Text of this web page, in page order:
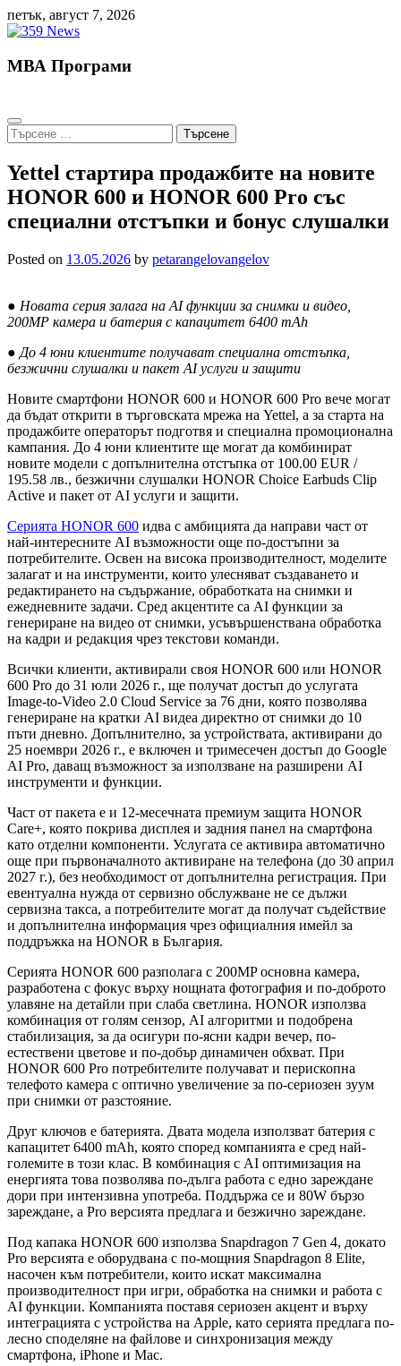
Skip
to
петък, август 7, 2026
МВА Програми
Търсене
за:
Yettel стартира продажбите на новите
HONOR 600 и HONOR 600 Pro със
специални отстъпки и бонус слушалки
Posted on 13.05.2026 by petarangelovangelov
● Новата серия залага на AI функции за снимки и видео,
200MP камера и батерия с капацитет 6400 mAh
● До 4 юни клиентите получават специална отстъпка,
безжични слушалки и пакет AI услуги и защити
Новите смартфони HONOR 600 и HONOR 600 Pro вече могат
да бъдат открити в търговската мрежа на Yettel, а за старта на
продажбите операторът подготвя и специална промоционална
кампания. До 4 юни клиентите ще могат да комбинират
новите модели с допълнителна отстъпка от 100.00 EUR /
195.58 лв., безжични слушалки HONOR Choice Earbuds Clip
Active и пакет от AI услуги и защити.
Серията HONOR 600 идва с амбицията да направи част от
най-интересните AI възможности още по-достъпни за
потребителите. Освен на висока производителност, моделите
залагат и на инструменти, които улесняват създаването и
редактирането на съдържание, обработката на снимки и
ежедневните задачи. Сред акцентите са AI функции за
генериране на видео от снимки, усъвършенствана обработка
на кадри и редакция чрез текстови команди.
Всички клиенти, активирали своя HONOR 600 или HONOR
600 Pro до 31 юли 2026 г., ще получат достъп до услугата
Image-to-Video 2.0 Cloud Service за 76 дни, която позволява
генериране на кратки AI видеа директно от снимки до 10
пъти дневно. Допълнително, за устройствата, активирани до
25 ноември 2026 г., е включен и тримесечен достъп до Google
AI Pro, даващ възможност за използване на разширени AI
инструменти и функции.
Част от пакета е и 12-месечната премиум защита HONOR
Care+, която покрива дисплея и задния панел на смартфона
като отделни компоненти. Услугата се активира автоматично
още при първоначалното активиране на телефона (до 30 април
2027 г.), без необходимост от допълнителна регистрация. При
евентуална нужда от сервизно обслужване не се дължи
сервизна такса, а потребителите могат да получат съдействие
и допълнителна информация чрез официалния имейл за
поддръжка на HONOR в България.
Серията HONOR 600 разполага с 200MP основна камера,
разработена с фокус върху нощната фотография и по-доброто
улавяне на детайли при слаба светлина. HONOR използва
комбинация от голям сензор, AI алгоритми и подобрена
стабилизация, за да осигури по-ясни кадри вечер, по-
естествени цветове и по-добър динамичен обхват. При
HONOR 600 Pro потребителите получават и перископна
телефото камера с оптично увеличение за по-сериозен зуум
при снимки от разстояние.
Друг ключов е батерията. Двата модела използват батерия с
капацитет 6400 mAh, която според компанията е сред най-
големите в този клас. В комбинация с AI оптимизация на
енергията това позволява по-дълга работа с едно зареждане
дори при интензивна употреба. Поддържа се и 80W бързо
зареждане, а Pro версията предлага и безжично зареждане.
Под капака HONOR 600 използва Snapdragon 7 Gen 4, докато
Pro версията е оборудвана с по-мощния Snapdragon 8 Elite,
насочен към потребители, които искат максимална
производителност при игри, обработка на снимки и работа с
AI функции. Компанията поставя сериозен акцент и върху
интеграцията с устройства на Apple, като серията предлага по-
лесно споделяне на файлове и синхронизация между
смартфона, iPhone и Mac.